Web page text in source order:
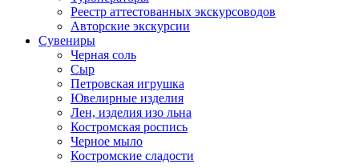
Реестр аттестованных экскурсоводов
Авторские экскурсии
Сувениры
Черная соль
Сыр
Петровская игрушка
Ювелирные изделия
Лен, изделия изо льна
Костромская роспись
Черное мыло
Костромские сладости